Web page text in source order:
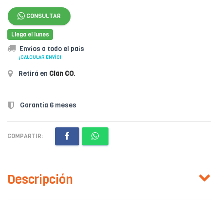
CONSULTAR
Llega el lunes
Envíos a todo el país
¡CALCULAR ENVÍO!
Retirá en Clan CO.
Garantía 6 meses
COMPARTIR:
Descripción